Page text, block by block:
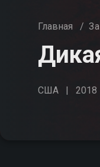
Главная /
США 2018